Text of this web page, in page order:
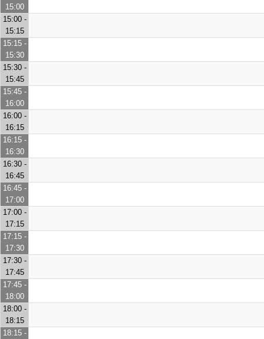
15:00
15:00 -
15:15
15:15 -
15:30
15:30 -
15:45
15:45 -
16:00
16:00 -
16:15
16:15 -
16:30
16:30 -
16:45
16:45 -
17:00
17:00 -
17:15
17:15 -
17:30
17:30 -
17:45
17:45 -
18:00
18:00 -
18:15
18:15 -